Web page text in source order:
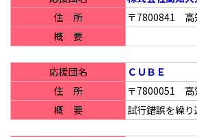
住 所
〒7800841 高
概 要
応援団名
ＣＵＢＥ
住 所
〒7800051 高
概 要
試行錯誤を繰